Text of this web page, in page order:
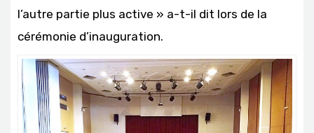
l’autre partie plus active » a-t-il dit lors de la
cérémonie d’inauguration.